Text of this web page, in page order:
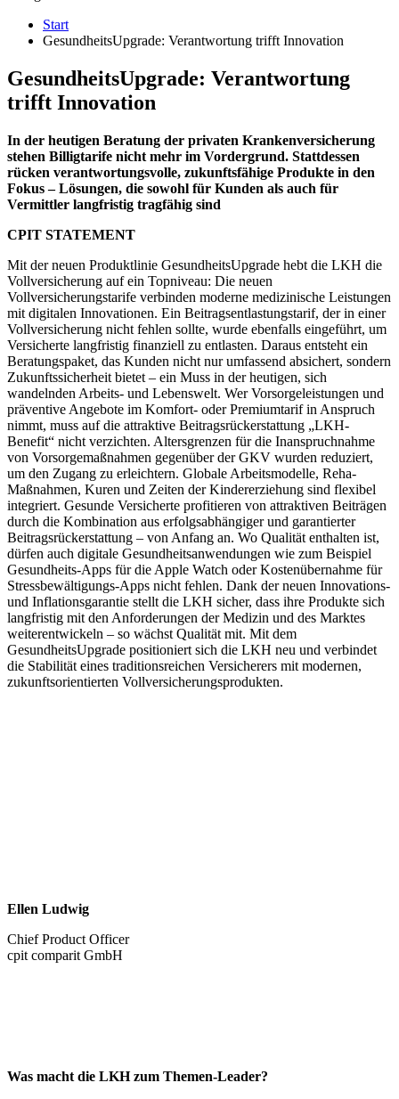
Start
GesundheitsUpgrade: Verantwortung trifft Innovation
GesundheitsUpgrade: Verantwortung
trifft Innovation
In der heutigen Beratung der privaten Krankenversicherung
stehen Billigtarife nicht mehr im Vordergrund. Stattdessen
rücken verantwortungsvolle, zukunftsfähige Produkte in den
Fokus – Lösungen, die sowohl für Kunden als auch für
Vermittler langfristig tragfähig sind
CPIT STATEMENT
Mit der neuen Produktlinie GesundheitsUpgrade hebt die LKH die
Vollversicherung auf ein Topniveau: Die neuen
Vollversicherungstarife verbinden moderne medizinische Leistungen
mit digitalen Innovationen. Ein Beitragsentlastungstarif, der in einer
Vollversicherung nicht fehlen sollte, wurde ebenfalls eingeführt, um
Versicherte langfristig finanziell zu entlasten. Daraus entsteht ein
Beratungspaket, das Kunden nicht nur umfassend absichert, sondern
Zukunftssicherheit bietet – ein Muss in der heutigen, sich
wandelnden Arbeits- und Lebenswelt. Wer Vorsorgeleistungen und
präventive Angebote im Komfort- oder Premiumtarif in Anspruch
nimmt, muss auf die attraktive Beitragsrückerstattung „LKH-
Benefit“ nicht verzichten. Altersgrenzen für die Inanspruchnahme
von Vorsorgemaßnahmen gegenüber der GKV wurden reduziert,
um den Zugang zu erleichtern. Globale Arbeitsmodelle, Reha-
Maßnahmen, Kuren und Zeiten der Kindererziehung sind flexibel
integriert. Gesunde Versicherte profitieren von attraktiven Beiträgen
durch die Kombination aus erfolgsabhängiger und garantierter
Beitragsrückerstattung – von Anfang an. Wo Qualität enthalten ist,
dürfen auch digitale Gesundheitsanwendungen wie zum Beispiel
Gesundheits-Apps für die Apple Watch oder Kostenübernahme für
Stressbewältigungs-Apps nicht fehlen. Dank der neuen Innovations-
und Inflationsgarantie stellt die LKH sicher, dass ihre Produkte sich
langfristig mit den Anforderungen der Medizin und des Marktes
weiterentwickeln – so wächst Qualität mit. Mit dem
GesundheitsUpgrade positioniert sich die LKH neu und verbindet
die Stabilität eines traditionsreichen Versicherers mit modernen,
zukunftsorientierten Vollversicherungsprodukten.
Ellen Ludwig
Chief Product Officer
cpit comparit GmbH
Was macht die LKH zum Themen-Leader?